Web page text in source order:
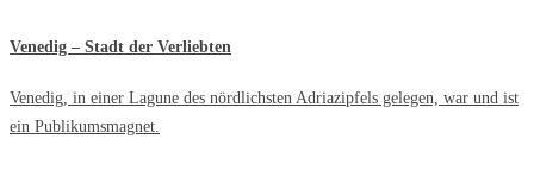
Venedig – Stadt der Verliebten
Venedig, in einer Lagune des nördlichsten Adriazipfels gelegen, war und ist
ein Publikumsmagnet.